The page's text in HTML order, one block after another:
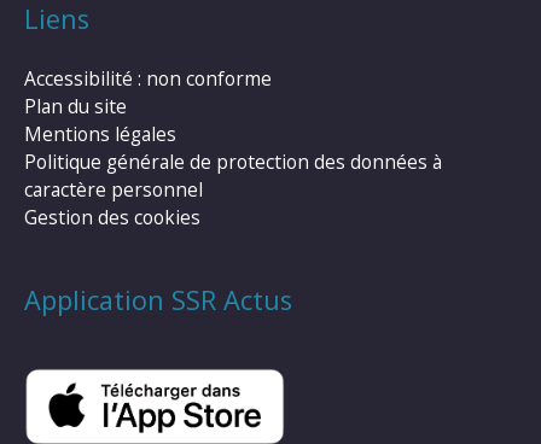
Liens
Accessibilité : non conforme
Plan du site
Mentions légales
Politique générale de protection des données à
caractère personnel
Gestion des cookies
Application SSR Actus